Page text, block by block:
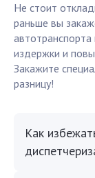
Не стоит
раньше вы
издержки и
Закажите
разницу!
Как